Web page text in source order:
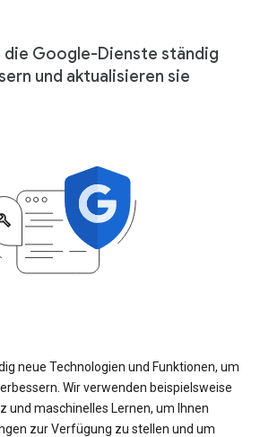
die Google-Dienste ständig
und aktualisieren sie
neue Technologien und Funktionen, um
Wir verwenden beispielsweise
und maschinelles Lernen, um Ihnen
zur Verfügung zu stellen und um